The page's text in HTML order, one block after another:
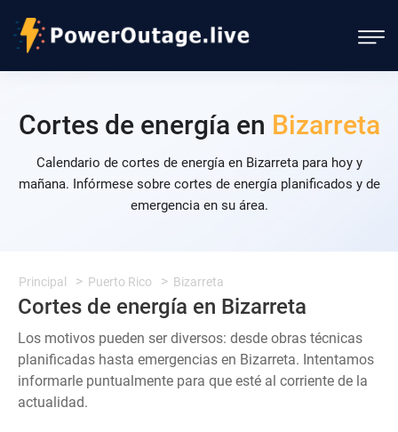
Cortes de energía en Bizarreta
Calendario de cortes de energía en Bizarreta para hoy y
mañana. Infórmese sobre cortes de energía planificados y de
emergencia en su área.
Principal Puerto Rico Bizarreta
Cortes de energía en Bizarreta
Los motivos pueden ser diversos: desde obras técnicas
planificadas hasta emergencias en Bizarreta. Intentamos
informarle puntualmente para que esté al corriente de la
actualidad.